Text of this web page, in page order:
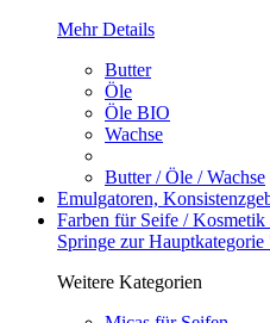
Mehr Details
Butter
Öle
Öle BIO
Wachse
Butter / Öle / Wachse
Emulgatoren,
Farben für Seife / Kosmetik
Springe zur
Weitere Kategorien